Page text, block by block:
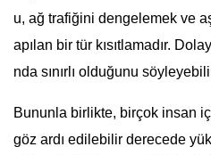
u, ağ trafiğini dengelemek ve
apılan bir tür kısıtlamadır.
nda sınırlı olduğunu
Bununla birlikte, birçok insan
göz ardı edilebilir derecede